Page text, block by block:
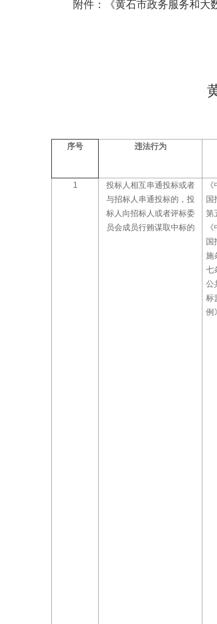
附件：《黄石市政务服务和大
序号 违法行为
1
投标人相互串通投标或者
与招标人串通投标的，投
标人向招标人或者评标委
员会成员行贿谋取中标的
国
第
国
施
七
公
标
例